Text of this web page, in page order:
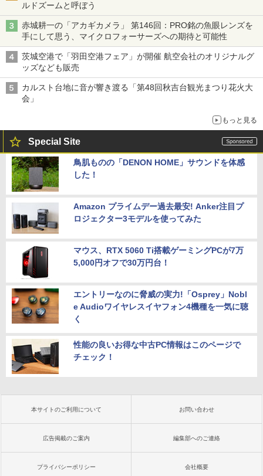
ルドズームと呼ぼう
赤城耕一の「アカギカメラ」 第146回：PRO銘の魚眼レンズを
手にして思う、マイクロフォーサーズへの期待と可能性
茨城空港で「羽田空港フェア」が開催 航空会社のオリジナルグ
ッズなども販売
カルスト台地に音が響き渡る「第48回秋吉台観光まつり花火大
会」
もっと見る
Special Site
鳥肌ものの「DENON HOME」サウンドを体感
した！
Amazon プライムデー過去最安! Anker注目プ
ロジェクター3モデルを使ってみた
マウス、RTX 5060 Ti搭載ゲーミングPCが7万
5,000円オフで30万円台！
エントリーなのに脅威の実力!「Osprey」Nobl
e Audioワイヤレスイヤフォン4機種を一気に聴
く
性能の良いお得な中古PC情報はこのページで
チェック！
本サイトのご利用について お問い合わせ
広告掲載のご案内 編集部へのご連絡
プライバシーポリシー 会社概要